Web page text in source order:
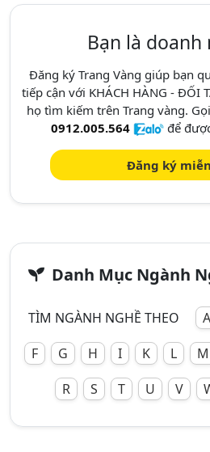
Bạn là doanh
Đăng ký Trang Vàng giúp bạn
tiếp cận với KHÁCH HÀNG - ĐỐI
họ tìm kiếm trên Trang vàng. Gọi
0912.005.564
để
Đăng ký
Danh Mục Ngành
TÌM NGÀNH NGHỀ THEO A
F
G H I K L M
R
S T U V